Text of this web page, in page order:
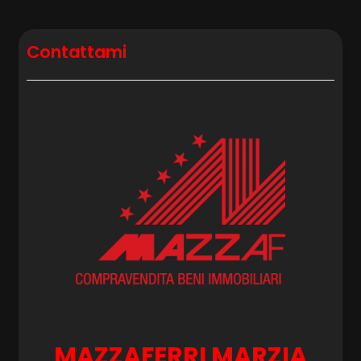
Infissi in alluminio
Contattami
Balcone/Terrazzo
Nuova costruzione